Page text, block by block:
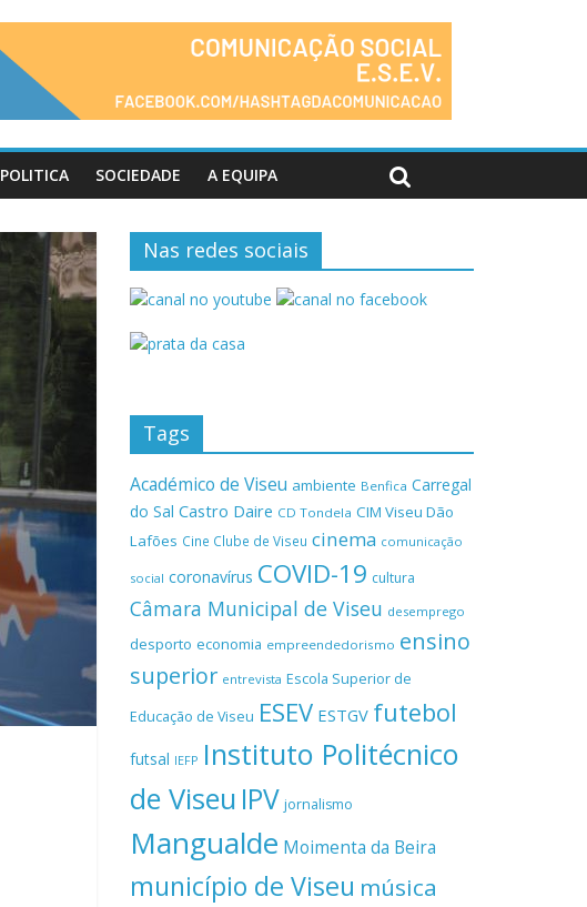
POLITICA SOCIEDADE A EQUIPA
Nas redes sociais
Tags
Académico de Viseu ambiente Benfica Carregal
do Sal Castro Daire CD Tondela CIM Viseu Dão
Lafões Cine Clube de Viseu cinema comunicação
social coronavírus COVID-19 cultura
Câmara Municipal de Viseu desemprego
desporto economia empreendedorismo ensino
superior entrevista Escola Superior de
Educação de Viseu ESEV ESTGV futebol
futsal IEFP Instituto Politécnico
de Viseu IPV jornalismo
Mangualde Moimenta da Beira
município de Viseu música